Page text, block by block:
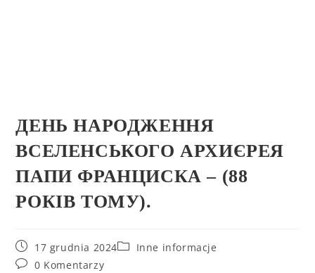
ДЕНЬ НАРОДЖЕННЯ
ВСЕЛЕНСЬКОГО АРХИЄРЕЯ
ПАПИ ФРАНЦИСКА – (88
РОКІВ ТОМУ).
17 grudnia 2024
Inne informacje
0 Komentarzy